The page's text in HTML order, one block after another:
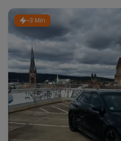
~3 Min